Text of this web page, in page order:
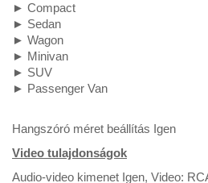
► Compact
► Sedan
► Wagon
► Minivan
► SUV
► Passenger Van
Hangszóró méret beállítás Igen
Video tulajdonságok
Audio-video kimenet Igen, Video: